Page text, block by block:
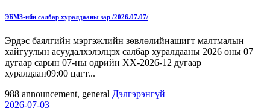
ЭБМЗ-ийн салбар хуралдааны зар /2026.07.07/
Эрдэс баялгийн мэргэжлийн зөвлөлийнашигт малтмалын
хайгуулын асуудалхэлэлцэх салбар хуралдааны 2026 оны 07
дугаар сарын 07-ны өдрийн ХХ-2026-12 дугаар
хуралдаан09:00 цагт...
988 announcement, general Дэлгэрэнгүй
2026-07-03